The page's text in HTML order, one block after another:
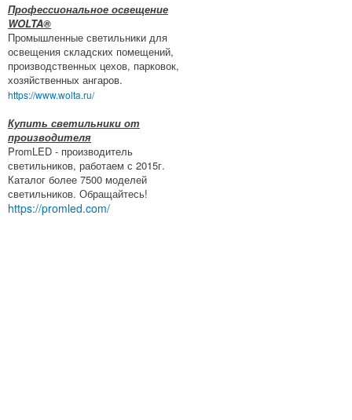
Профессиональное освещение
WOLTA®
Промышленные светильники для
освещения складских помещений,
производственных цехов, парковок,
хозяйственных ангаров.
https://www.wolta.ru/
Купить светильники от
производителя
PromLED - производитель
светильников, работаем с 2015г.
Каталог более 7500 моделей
светильников. Обращайтесь!
https://promled.com/